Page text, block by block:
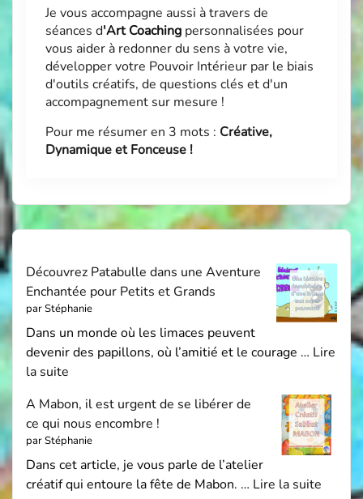
Je vous accompagne aussi à travers de
séances d'Art Coaching personnalisées pour
vous aider à redonner du sens à votre vie,
développer votre Pouvoir Intérieur par le biais
d'outils créatifs, de questions clés et d'un
accompagnement sur mesure !
Pour me résumer en 3 mots : Créative,
Dynamique et Fonceuse !
Découvrez Patabulle dans une Aventure
Enchantée pour Petits et Grands
par Stéphanie
Dans un monde où les limaces peuvent
devenir des papillons, où l’amitié et le courage … Lire
la suite
A Mabon, il est urgent de se libérer de
ce qui nous encombre !
par Stéphanie
Dans cet article, je vous parle de l’atelier
créatif qui entoure la fête de Mabon. … Lire la suite